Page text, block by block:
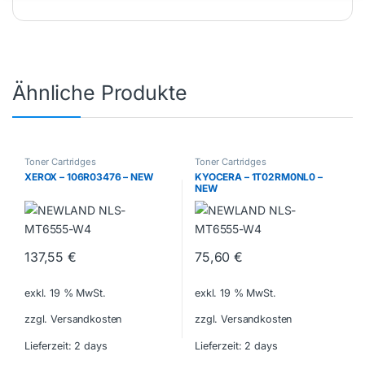
Ähnliche Produkte
Toner Cartridges
XEROX – 106R03476 – NEW
137,55€
exkl. 19 % MwSt.
zzgl. Versandkosten
Lieferzeit: 2 days
Toner Cartridges
KYOCERA – 1T02RM0NL0 –
NEW
75,60€
exkl. 19 % MwSt.
zzgl. Versandkosten
Lieferzeit: 2 days